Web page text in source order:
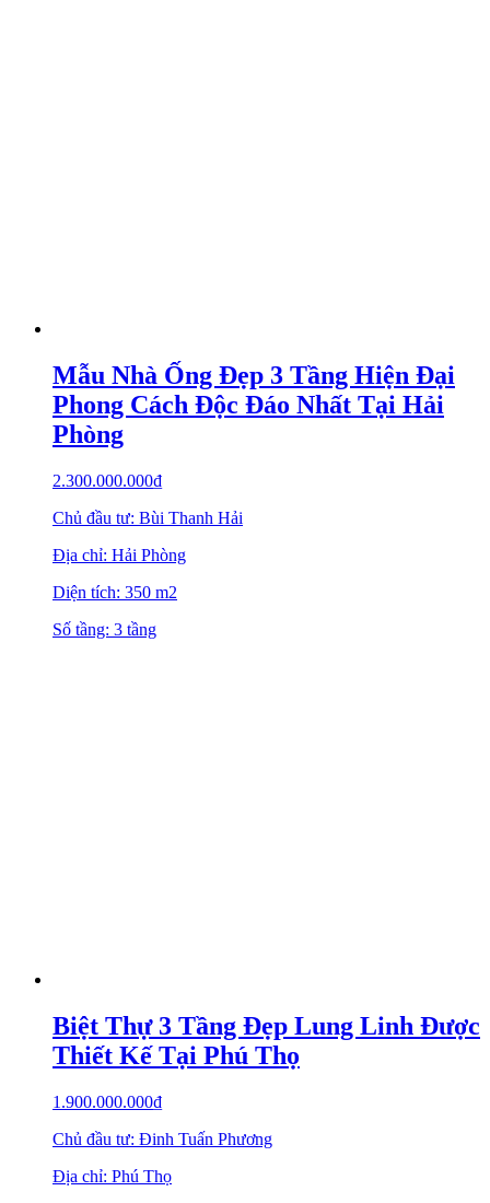
Mẫu Nhà Ống Đẹp 3 Tầng Hiện Đại
Phong Cách Độc Đáo Nhất Tại Hải
Phòng
2.300.000.000₫
Chủ đầu tư: Bùi Thanh Hải
Địa chỉ: Hải Phòng
Diện tích: 350 m2
Số tầng: 3 tầng
Biệt Thự 3 Tầng Đẹp Lung Linh Được
Thiết Kế Tại Phú Thọ
1.900.000.000₫
Chủ đầu tư: Đinh Tuấn Phương
Địa chỉ: Phú Thọ